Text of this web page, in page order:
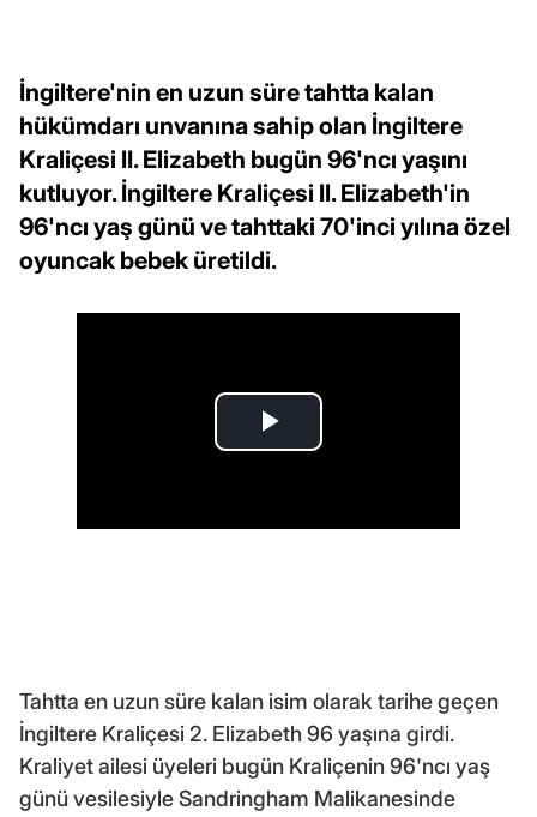
İngiltere'nin en uzun süre tahtta kalan
hükümdarı unvanına sahip olan İngiltere
Kraliçesi II. Elizabeth bugün 96'ncı yaşını
kutluyor. İngiltere Kraliçesi II. Elizabeth'in
96'ncı yaş günü ve tahttaki 70'inci yılına özel
oyuncak bebek üretildi.
Tahtta en uzun süre kalan isim olarak tarihe geçen
İngiltere Kraliçesi 2. Elizabeth 96 yaşına girdi.
Kraliyet ailesi üyeleri bugün Kraliçenin 96'ncı yaş
günü vesilesiyle Sandringham Malikanesinde